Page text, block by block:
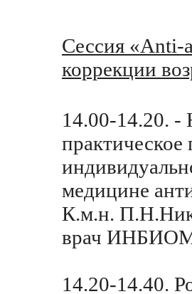
Сессия «Anti-
коррекции
14.00-14.20. -
медицине
К.м.н.
врач
14.20-14.40.